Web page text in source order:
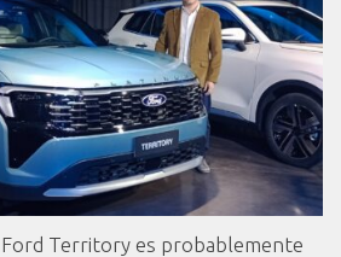
Territory es probablemente